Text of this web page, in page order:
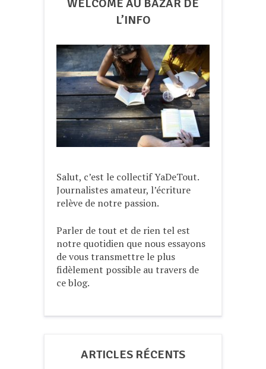
publications
WELCOME AU BAZAR DE
L’INFO
Salut, c’est le collectif YaDeTout.
Journalistes amateur, l’écriture
relève de notre passion.
Parler de tout et de rien tel est
notre quotidien que nous essayons
de vous transmettre le plus
fidèlement possible au travers de
ce blog.
ARTICLES RÉCENTS